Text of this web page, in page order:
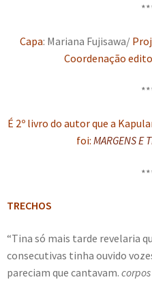
Capa: Mariana Fujisawa/
Coordenação
É 2º livro do autor que a
foi: MARGENS E
TRECHOS
“Tina só mais tarde revelaria
consecutivas tinha ouvido
pareciam que cantavam.